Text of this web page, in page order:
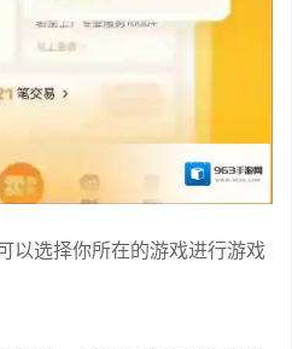
以选择你所在的游戏进行游戏